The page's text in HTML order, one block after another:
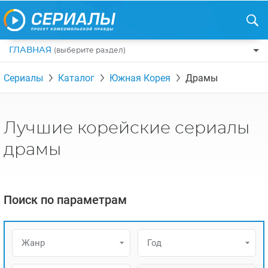
ГЛАВНАЯ (выберите раздел)
ПО ЖАНРАМ
КОМЕДИИ
УЖАСЫ
БОЕВИКИ
ФЭНТЕЗИ
ДЕТЕКТИВЫ
КРИМИНАЛ
ТУРЦИЯ
КАНАДА
РЕЦЕНЗИИ
АЗИАТСКИЕ СЕРИАЛЫ
ИНТЕРВЬЮ
Сериалы Каталог Южная Корея Драмы
Лучшие корейские сериалы
драмы
Поиск по параметрам
Жанр Год